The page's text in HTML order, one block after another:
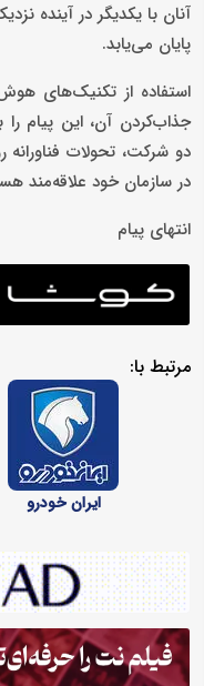
آنان با یکدیگر در آینده
پایان می‌یابد.
استفاده از تکنیک‌های
جذاب‌کردن آن، این پیام
دو شرکت، تحولات فناورانه
در سازمان خود علاقه‌مند
انتهای پیام
مرتبط با:
ایران خودرو